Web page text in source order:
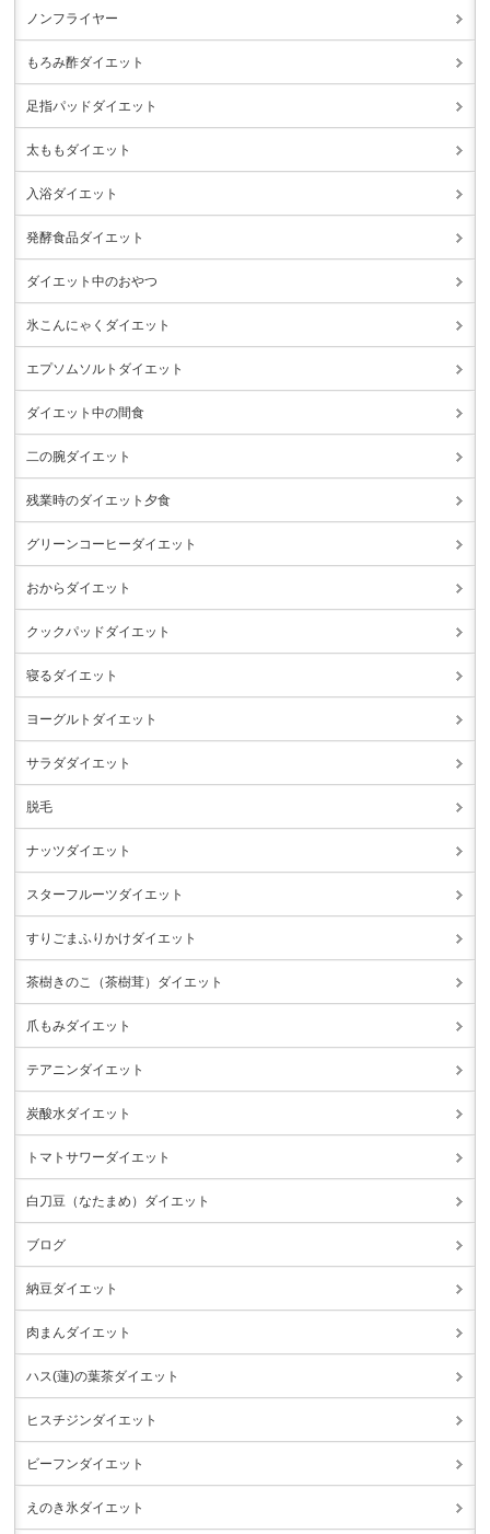
ノンフライヤー
もろみ酢ダイエット
足指パッドダイエット
太ももダイエット
入浴ダイエット
発酵食品ダイエット
ダイエット中のおやつ
氷こんにゃくダイエット
エプソムソルトダイエット
ダイエット中の間食
二の腕ダイエット
残業時のダイエット夕食
グリーンコーヒーダイエット
おからダイエット
クックパッドダイエット
寝るダイエット
ヨーグルトダイエット
サラダダイエット
脱毛
ナッツダイエット
スターフルーツダイエット
すりごまふりかけダイエット
茶樹きのこ（茶樹茸）ダイエット
爪もみダイエット
テアニンダイエット
炭酸水ダイエット
トマトサワーダイエット
白刀豆（なたまめ）ダイエット
ブログ
納豆ダイエット
肉まんダイエット
ハス(蓮)の葉茶ダイエット
ヒスチジンダイエット
ビーフンダイエット
えのき氷ダイエット